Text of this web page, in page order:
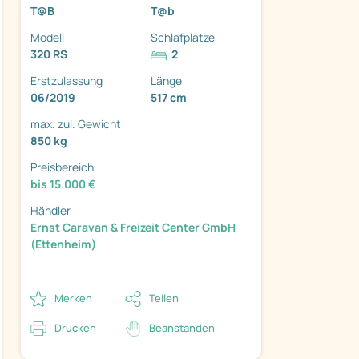
T@B
T@b
Modell
320 RS
Schlafplätze
2
Erstzulassung
06/2019
Länge
517 cm
max. zul. Gewicht
850 kg
Preisbereich
bis 15.000 €
Händler
Ernst Caravan & Freizeit Center GmbH
(Ettenheim)
Merken Teilen
Drucken Beanstanden